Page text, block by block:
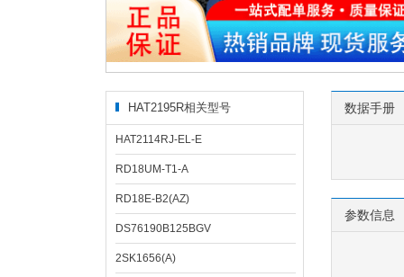
HAT2195R相关型号
HAT2114RJ-EL-E
RD18UM-T1-A
RD18E-B2(AZ)
DS76190B125BGV
2SK1656(A)
数据手册
参数信息